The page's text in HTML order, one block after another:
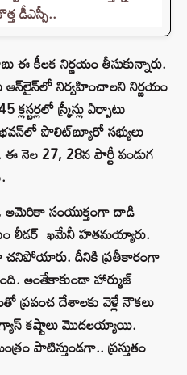
డీఎస్సీ..
ఈ కీలక నిర్ణయం తీసుకున్నారు.
ఆన్‌లైన్‌లో నిర్వహించాలని నిర్ణయం
స్క్రీన్లు ఏర్పాటు
పొలిట్‌బ్యూరో సభ్యులు
నెల 27, 28న పార్టీ పండుగ
సంయుక్తంగా దాడి
లీడర్ ఖమేనీ హతమయ్యారు.
చనిపోయారు. దీనికి ప్రతీకారంగా
అంతేకాకుండా హార్ముజ్
దేశాలకు వెళ్లే నౌకలు
కష్టాలు మొదలయ్యాయి.
పాటిస్తుండగా.. ప్రస్తుతం